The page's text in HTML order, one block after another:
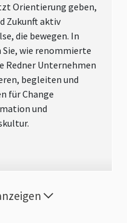
Orientierung geben,
Zukunft aktiv
die bewegen. In
wie renommierte
Redner Unternehmen
begleiten und
für Change
und